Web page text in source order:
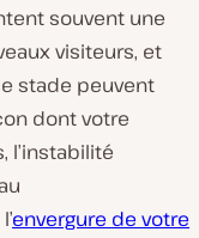
souvent une
visiteurs, et
stade peuvent
dont votre
l’instabilité
envergure de votre